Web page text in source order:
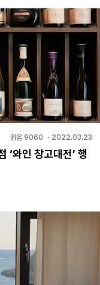
읽음 9060 ・ 2022.03.23
‘와인 창고대전’ 행